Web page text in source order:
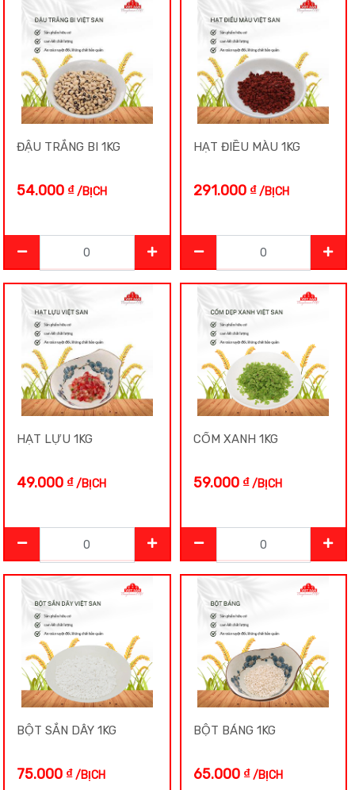
Cà Phê
Cốm
Củ Cải
Gạo
HÀNG MỚI
Hạt Điều Màu
Lạc Rang
Mè
Mứt-Xí muội
Nguyên Liệu Nấu Chè
Nấm
Nếp
Quẩy Soắn
Rong Biển
ĐẬU TRẮNG BI 1KG
54.000 ₫/BỊCH
HẠT ĐIỀU MÀU 1KG
291.000₫ /BỊCH
HẠT LỰU 1KG
49.000 ₫/BỊCH
CỐM XANH 1KG
59.000₫ /BỊCH
BỘT SẮN DÂY 1KG
75.000 ₫/BỊCH
BỘT BÁNG 1KG
65.000₫ /BỊCH